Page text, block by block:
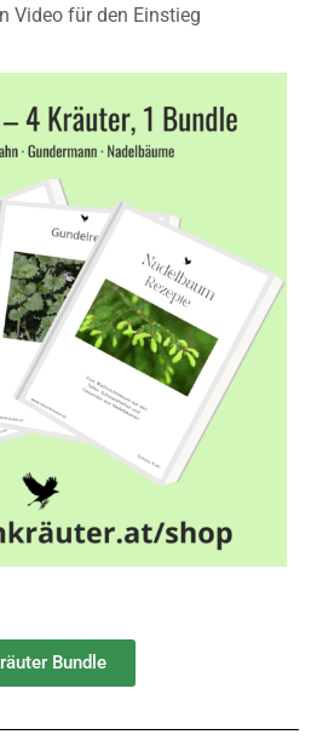
Video für den Einstieg
Bundle